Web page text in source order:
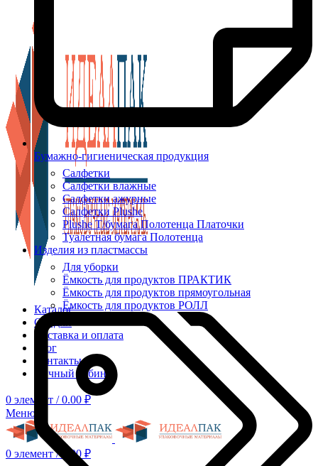
Каталог
Скидки
Доставка и оплата
Блог
Контакты
Личный кабинет
0 элемент / 0.00 ₽
Меню
0 элемент / 0.00 ₽
Бумажно-гигиеническая продукция
Салфетки
Салфетки влажные
Салфетки ажурные
Салфетки Plushe
Plushe Т/бумага Полотенца Платочки
Туалетная бумага Полотенца
Изделия из пластмассы
Для уборки
Ёмкость для продуктов ПРАКТИК
Ёмкость для продуктов прямоугольная
Ёмкость для продуктов РОЛЛ